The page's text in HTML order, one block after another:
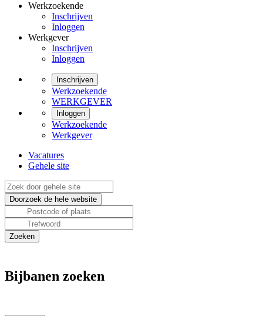
Werkzoekende
Inschrijven
Inloggen
Werkgever
Inschrijven
Inloggen
Inschrijven
Werkzoekende
WERKGEVER
Inloggen
Werkzoekende
Werkgever
Vacatures
Gehele site
Bijbanen zoeken